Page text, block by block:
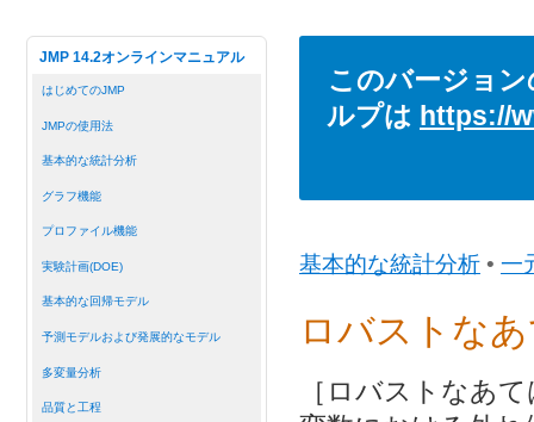
JMP 14.2オンラインマニュアル
はじめてのJMP
JMPの使用法
基本的な統計分析
グラフ機能
プロファイル機能
実験計画(DOE)
基本的な回帰モデル
予測モデルおよび発展的なモデル
多変量分析
品質と工程
このバージョ
ルプは https://
基本的な統計分析 • 一
ロバストな
［ロバストなあ